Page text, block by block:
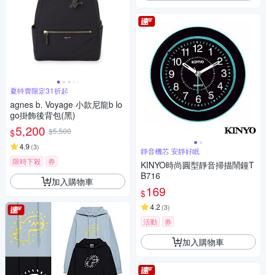
夏特賣限定31折起
agnes b. Voyage 小款尼龍b lo
go掛飾後背包(黑)
$5,200 $5,500
4.9 (3)
限時下殺 券
加入購物車
靜音機芯 安靜好眠
KINYO時尚圓型靜音掃描鬧鐘T
B716
$169
4.2 (3)
活動 券
加入購物車